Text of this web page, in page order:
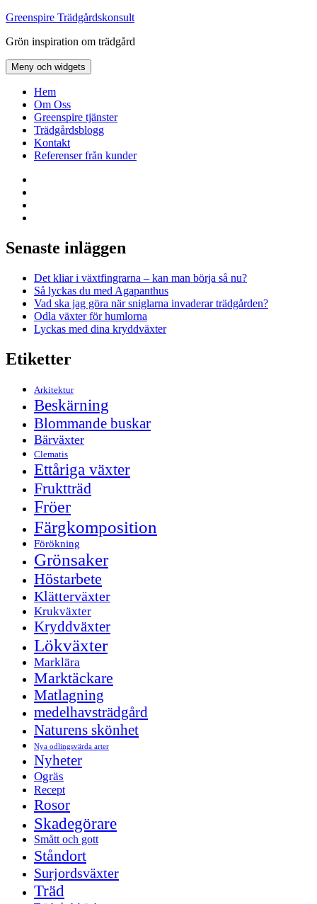
Hoppa
innehåll
Greenspire Trädgårdskonsult
Grön inspiration om trädgård
Meny och widgets
Hem
Om Oss
Greenspire tjänster
Trädgårdsblogg
Kontakt
Referenser från kunder
Senaste inläggen
Det kliar i växtfingrarna – kan man börja så nu?
Så lyckas du med Agapanthus
Vad ska jag göra när sniglarna invaderar trädgården?
Odla växter för humlorna
Lyckas med dina kryddväxter
Etiketter
Arkitektur
Beskärning
Blommande buskar
Bärväxter
Clematis
Ettåriga växter
Fruktträd
Fröer
Färgkomposition
Förökning
Grönsaker
Höstarbete
Klätterväxter
Krukväxter
Kryddväxter
Lökväxter
Marklära
Marktäckare
Matlagning
medelhavsträdgård
Naturens skönhet
Nya odlingsvärda arter
Nyheter
Ogräs
Recept
Rosor
Skadegörare
Smått och gott
Ståndort
Surjordsväxter
Träd